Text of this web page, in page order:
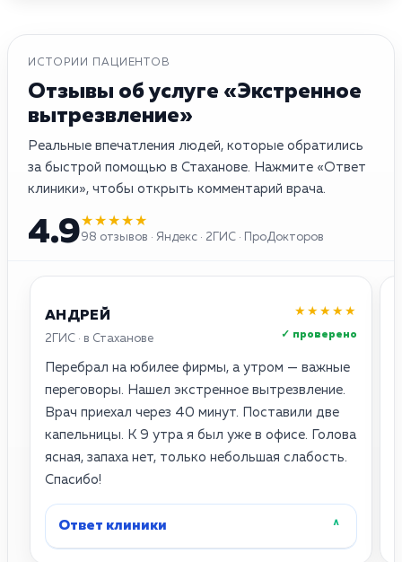
ИСТОРИИ ПАЦИЕНТОВ
Отзывы об услуге «Экстренное
вытрезвление»
Реальные впечатления людей, которые обратились
за быстрой помощью в Стаханове. Нажмите «Ответ
клиники», чтобы открыть комментарий врача.
4.9★★★★★
98 отзывов · Яндекс · 2ГИС · ПроДокторов
АНДРЕЙ
2ГИС · в Стаханове
★★★★★
✓ проверено
Перебрал на юбилее фирмы, а утром — важные
переговоры. Нашел экстренное вытрезвление.
Врач приехал через 40 минут. Поставили две
капельницы. К 9 утра я был уже в офисе. Голова
ясная, запаха нет, только небольшая слабость.
Спасибо!
Ответ клиники ˄